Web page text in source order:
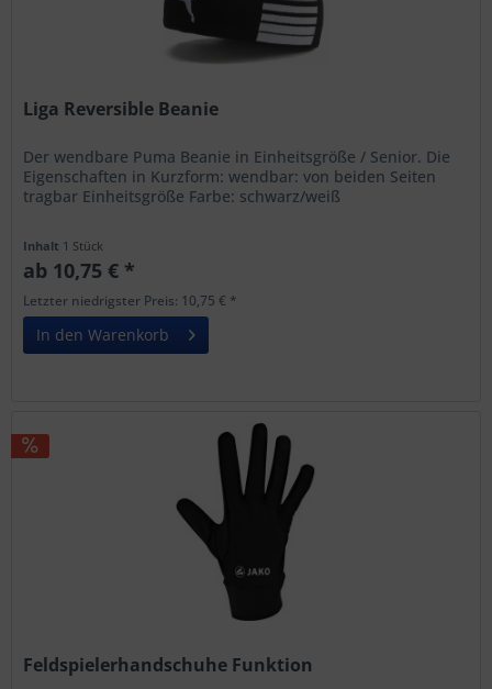
Liga Reversible Beanie
Der wendbare Puma Beanie in Einheitsgröße / Senior. Die
Eigenschaften in Kurzform: wendbar: von beiden Seiten
tragbar Einheitsgröße Farbe: schwarz/weiß
Inhalt 1 Stück
ab 10,75 € *
Letzter niedrigster Preis: 10,75 € *
In den Warenkorb
Feldspielerhandschuhe Funktion